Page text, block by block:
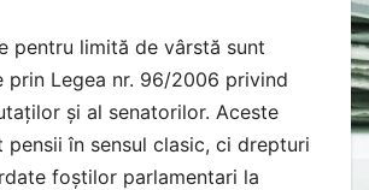
pentru limită de vârstă sunt
prin Legea nr. 96/2006 privind
și al senatorilor. Aceste
pensii în sensul clasic, ci drepturi
foștilor parlamentari la